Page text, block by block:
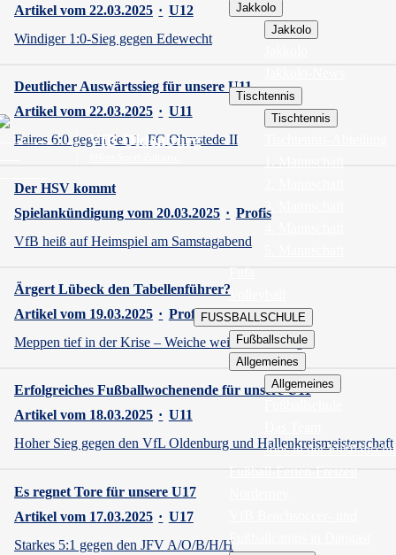
VfB Oldenburg
Jakkolo
Jakkolo
Tischtennis
Tischtennis
1. Mannschaft
3. Mannschaft
Fufa
Volleyball
FUSSBALLSCHULE
Fußballschule
Allgemeines
Allgemeines
Jobs in der
Fußball-Ferien-Freizeit
Fußballcamps in Dangast
Artikel vom 22.03.2025 · U12
Windiger 1:0-Sieg gegen Edewecht
Deutlicher Auswärtssieg für unsere U11
Artikel vom 22.03.2025 · U11
Faires 6:0 gegen den 1. FC Ohmstede II
Der HSV kommt
Spielankündigung vom 20.03.2025 · Profis
VfB heiß auf Heimspiel am Samstagabend
Ärgert Lübeck den Tabellenführer?
Artikel vom 19.03.2025 · Profis
Meppen tief in der Krise – Weiche weiter ohne Sieg
Erfolgreiches Fußballwochenende für unsere U11
Artikel vom 18.03.2025 · U11
Hoher Sieg gegen den VfL Oldenburg und Hallenkreismeisterschaft
Es regnet Tore für unsere U17
Artikel vom 17.03.2025 · U17
Starkes 5:1 gegen den JFV A/O/B/H/H